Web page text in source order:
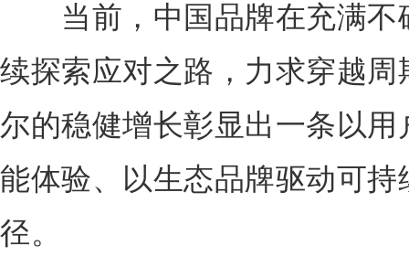
当前，中国品牌在充满不
续探索应对之路，力求穿越
尔的稳健增长彰显出一条以
能体验、以生态品牌驱动可
径。